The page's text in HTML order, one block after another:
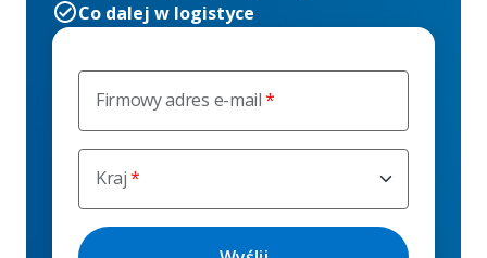
Firmowy adres e-mail
Kraj
Co dalej w logistyce